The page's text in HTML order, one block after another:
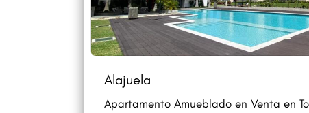
Alajuela
Apartamento Amueblado en Venta en